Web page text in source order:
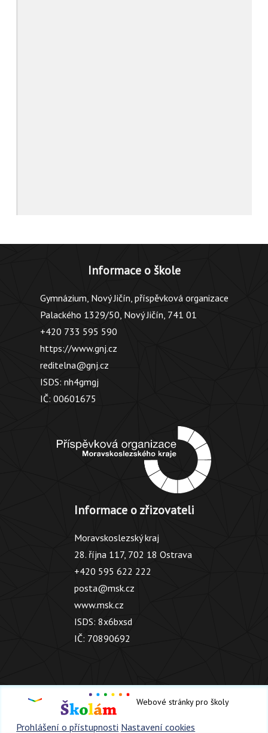
Informace o škole
Gymnázium, Nový Jičín, příspěvková organizace
Palackého 1329/50, Nový Jičín, 741 01
+420 733 595 590
https://www.gnj.cz
reditelna@gnj.cz
ISDS: nh4gmgj
IČ: 00601675
Informace o zřizovateli
Moravskoslezský kraj
28. října 117, 702 18 Ostrava
+420 595 622 222
posta@msk.cz
www.msk.cz
ISDS: 8x6bxsd
IČ: 70890692
Webové stránky pro školy
Prohlášení o přístupnosti Nastavení cookies